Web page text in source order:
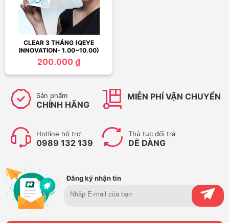
CLEAR 3 THÁNG (QEYE
INNOVATION- 1.00~10.00)
200.000 ₫
Sản phẩm
CHÍNH HÃNG
MIỄN PHÍ VẬN CHUYỂN
Hotline hỗ trợ
0989 132 139
Thủ tục đổi trả
DỄ DÀNG
Đăng ký nhận tin